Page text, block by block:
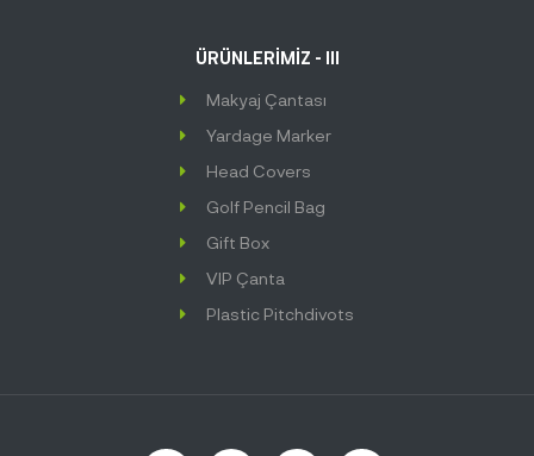
ÜRÜNLERİMİZ - III
Makyaj Çantası
Yardage Marker
Head Covers
Golf Pencil Bag
Gift Box
VIP Çanta
Plastic Pitchdivots